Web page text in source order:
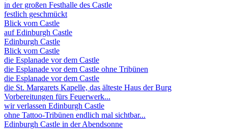
in der großen Festhalle des Castle
festlich geschmückt
Blick vom Castle
auf Edinburgh Castle
Edinburgh Castle
Blick vom Castle
die Esplanade vor dem Castle
die Esplanade vor dem Castle ohne Tribünen
die Esplanade vor dem Castle
die St. Margarets Kapelle, das älteste Haus der Burg
Vorbereitungen fürs Feuerwerk...
wir verlassen Edinburgh Castle
ohne Tattoo-Tribünen endlich mal sichtbar...
Edinburgh Castle in der Abendsonne